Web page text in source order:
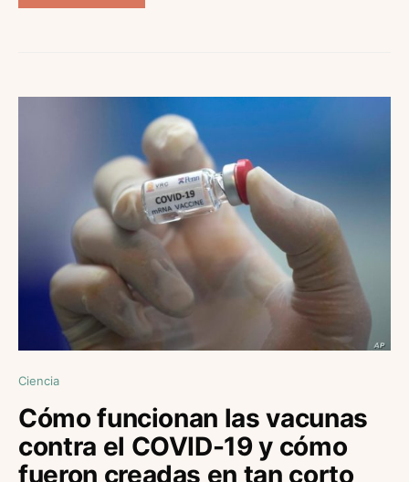
Ciencia
Cómo funcionan las vacunas
contra el COVID-19 y cómo
fueron creadas en tan corto